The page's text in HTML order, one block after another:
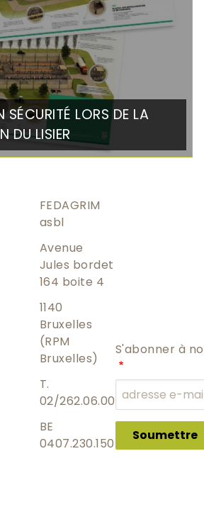
SÉCURITÉ LORS DE LA
DU LISIER
FEDAGRIM
asbl
Avenue
Jules bordet
164 boite 4
1140
Bruxelles
(RPM
Bruxelles)
T.
02/262.06.00
BE
0407.230.150
S'abonner à
Soumettre